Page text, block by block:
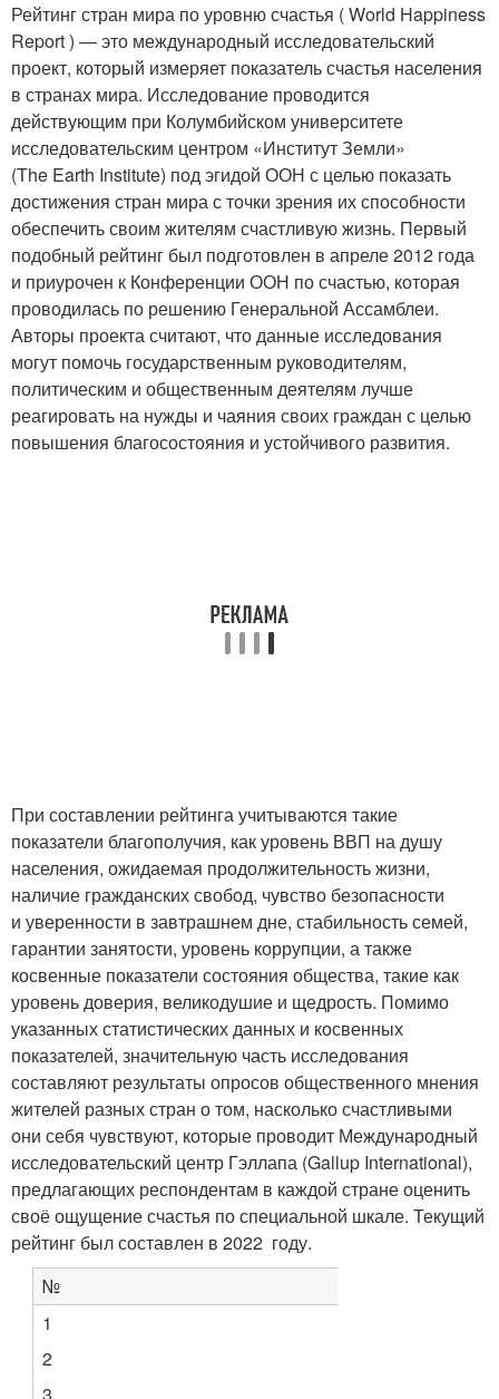
Рейтинг стран мира по уровню счастья ( World Happiness
Report ) — это международный исследовательский
проект, который измеряет показатель счастья населения
в странах мира. Исследование проводится
действующим при Колумбийском университете
исследовательским центром «Институт Земли»
(The Earth Institute) под эгидой ООН с целью показать
достижения стран мира с точки зрения их способности
обеспечить своим жителям счастливую жизнь. Первый
подобный рейтинг был подготовлен в апреле 2012 года
и приурочен к Конференции ООН по счастью, которая
проводилась по решению Генеральной Ассамблеи.
Авторы проекта считают, что данные исследования
могут помочь государственным руководителям,
политическим и общественным деятелям лучше
реагировать на нужды и чаяния своих граждан с целью
повышения благосостояния и устойчивого развития.
При составлении рейтинга учитываются такие
показатели благополучия, как уровень ВВП на душу
населения, ожидаемая продолжительность жизни,
наличие гражданских свобод, чувство безопасности
и уверенности в завтрашнем дне, стабильность семей,
гарантии занятости, уровень коррупции, а также
косвенные показатели состояния общества, такие как
уровень доверия, великодушие и щедрость. Помимо
указанных статистических данных и косвенных
показателей, значительную часть исследования
составляют результаты опросов общественного мнения
жителей разных стран о том, насколько счастливыми
они себя чувствуют, которые проводит Международный
исследовательский центр Гэллапа (Gallup International),
предлагающих респондентам в каждой стране оценить
своё ощущение счастья по специальной шкале. Текущий
рейтинг был составлен в 2022 году.
№
1
2